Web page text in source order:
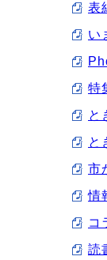
表
い
特
と
と
市
情
コ
読